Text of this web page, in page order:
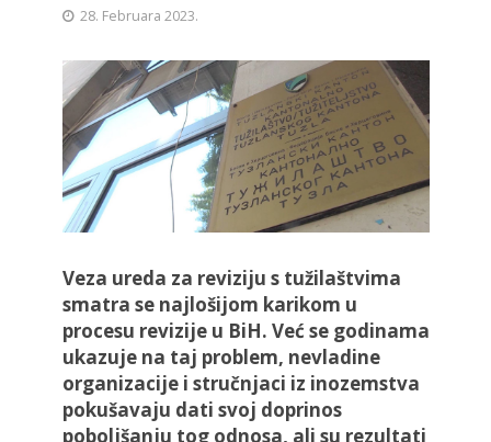
28. Februara 2023.
Veza ureda za reviziju s tužilaštvima
smatra se najlošijom karikom u
procesu revizije u BiH. Već se godinama
ukazuje na taj problem, nevladine
organizacije i stručnjaci iz inozemstva
pokušavaju dati svoj doprinos
poboljšanju tog odnosa, ali su rezultati